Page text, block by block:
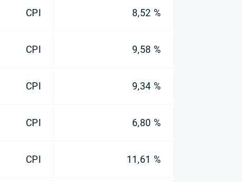
CPI 8,52 %
CPI 9,58 %
CPI 9,34 %
CPI 6,80 %
CPI 11,61 %